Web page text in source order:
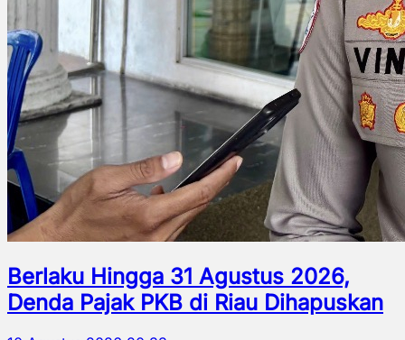
Berlaku Hingga 31 Agustus 2026,
Denda Pajak PKB di Riau Dihapuskan